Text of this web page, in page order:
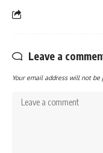
Leave a
Your email address will not be